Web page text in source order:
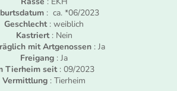
: ca. *06/2023
Geschlecht: weiblich
Kastriert: Nein
mit Artgenossen: Ja
Freigang : Ja
Tierheim seit: 09/2023
Vermittlung : Tierheim